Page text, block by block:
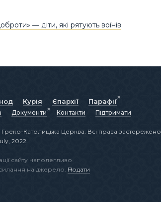
― діти, які рятують воїнів
Курія Єпархії Парафії
Документи Контакти Підтримати
Католицька Церква. Всі права застережено.
2022.
сайту наполегливо
на джерело. Подати